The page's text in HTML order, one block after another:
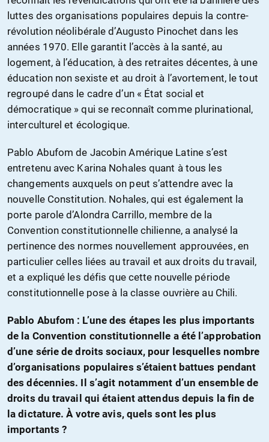
luttes des organisations populaires depuis la contre-
révolution néolibérale d’Augusto Pinochet dans les
années 1970. Elle garantit l’accès à la santé, au
logement, à l’éducation, à des retraites décentes, à une
éducation non sexiste et au droit à l’avortement, le tout
regroupé dans le cadre d’un « État social et
démocratique » qui se reconnaît comme plurinational,
interculturel et écologique.
Pablo Abufom de Jacobin Amérique Latine s’est
entretenu avec Karina Nohales quant à tous les
changements auxquels on peut s’attendre avec la
nouvelle Constitution. Nohales, qui est également la
porte parole d’Alondra Carrillo, membre de la
Convention constitutionnelle chilienne, a analysé la
pertinence des normes nouvellement approuvées, en
particulier celles liées au travail et aux droits du travail,
et a expliqué les défis que cette nouvelle période
constitutionnelle pose à la classe ouvrière au Chili.
Pablo Abufom : L’une des étapes les plus importants
de la Convention constitutionnelle a été l’approbation
d’une série de droits sociaux, pour lesquelles nombre
d’organisations populaires s’étaient battues pendant
des décennies. Il s’agit notamment d’un ensemble de
droits du travail qui étaient attendus depuis la fin de
la dictature. À votre avis, quels sont les plus
importants ?